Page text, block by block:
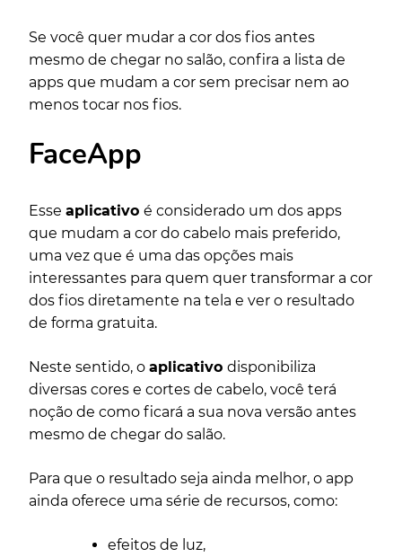
Se você quer mudar a cor dos fios antes
mesmo de chegar no salão, confira a lista de
apps que mudam a cor sem precisar nem ao
menos tocar nos fios.
FaceApp
Esse aplicativo é considerado um dos apps
que mudam a cor do cabelo mais preferido,
uma vez que é uma das opções mais
interessantes para quem quer transformar a cor
dos fios diretamente na tela e ver o resultado
de forma gratuita.
Neste sentido, o aplicativo disponibiliza
diversas cores e cortes de cabelo, você terá
noção de como ficará a sua nova versão antes
mesmo de chegar do salão.
Para que o resultado seja ainda melhor, o app
ainda oferece uma série de recursos, como:
efeitos de luz,